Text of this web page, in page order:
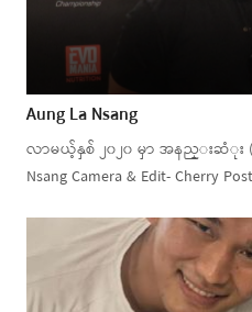
Aung La Nsang
လာမယ့်နှစ် ၂၀၂၀ မှာ အနည္းဆံုး
Nsang Camera & Edit- Cherry